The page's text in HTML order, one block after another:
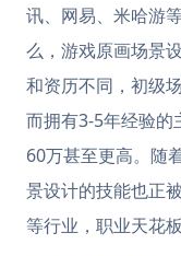
讯、网易、米哈游
么，游戏原画场景
和资历不同，初级
而拥有3-5年经验的
60万甚至更高。随
景设计的技能也正
等行业，职业天花板